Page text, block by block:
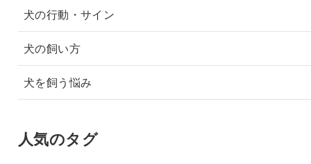
犬の行動・サイン
犬の飼い方
犬を飼う悩み
人気のタグ